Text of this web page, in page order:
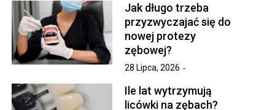
Jak długo trzeba
przyzwyczajać się do
nowej protezy
zębowej?
28 Lipca, 2026
Ile lat wytrzymują
licówki na zębach?